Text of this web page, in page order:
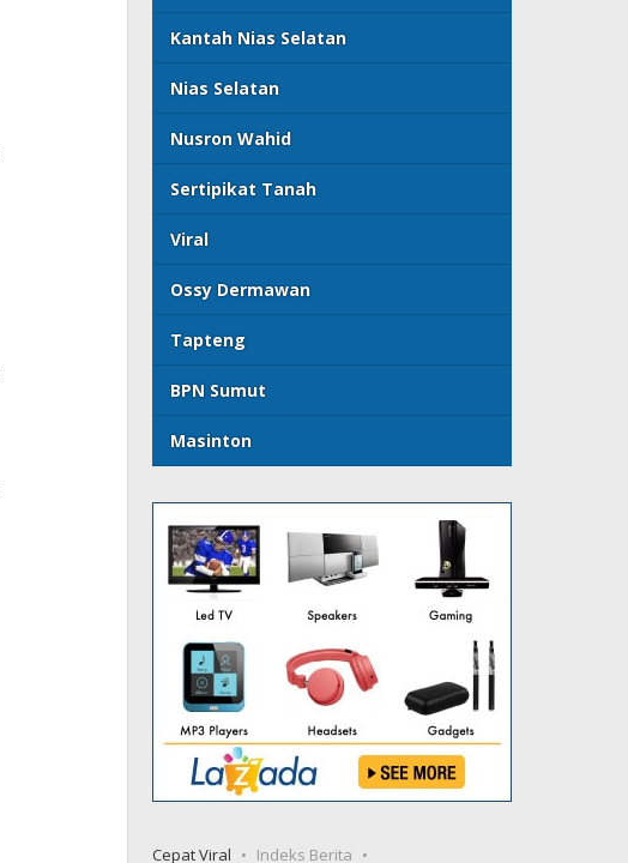
Kantah Nias Selatan
Nias Selatan
Nusron Wahid
Sertipikat Tanah
Viral
Ossy Dermawan
Tapteng
BPN Sumut
Masinton
Cepat Viral
Indeks Berita